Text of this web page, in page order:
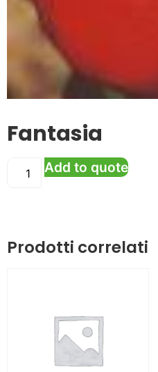
Fantasia
Add to quote
Prodotti correlati